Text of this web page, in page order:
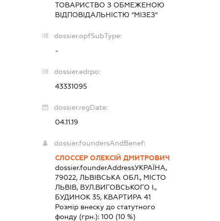
ТОВАРИСТВО З ОБМЕЖЕНОЮ
ВІДПОВІДАЛЬНІСТЮ "МІЗЕЗ"
dossier.opfSubType:
-
dossier.edrpo:
43331095
dossier.regDate:
04.11.19
dossier.foundersAndBenef:
СЛОССЕР ОЛЕКСІЙ ДМИТРОВИЧ
dossier.founderAddressУКРАЇНА,
79022, ЛЬВІВСЬКА ОБЛ., МІСТО
ЛЬВІВ, ВУЛ.ВИГОВСЬКОГО І.,
БУДИНОК 35, КВАРТИРА 41
Розмір внеску до статутного
фонду (грн.):100 (10 %)